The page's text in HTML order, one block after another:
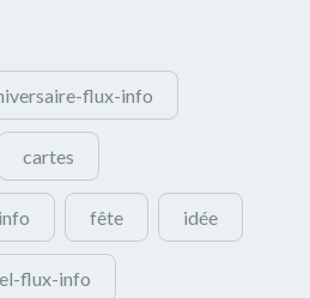
flux-info
cartes
fête idée
flux-info